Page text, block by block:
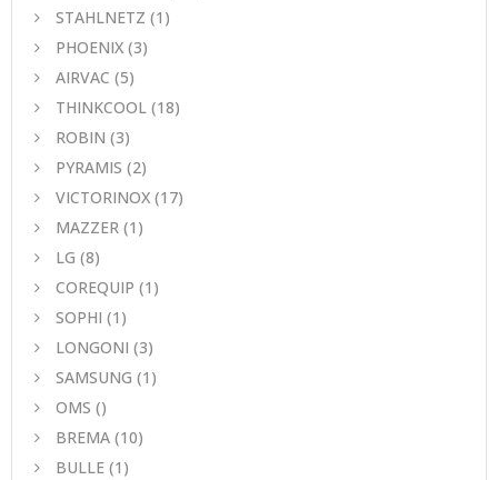
STAHLNETZ (1)
PHOENIX (3)
AIRVAC (5)
THINKCOOL (18)
ROBIN (3)
PYRAMIS (2)
VICTORINOX (17)
MAZZER (1)
LG (8)
COREQUIP (1)
SOPHI (1)
LONGONI (3)
SAMSUNG (1)
OMS ()
BREMA (10)
BULLE (1)